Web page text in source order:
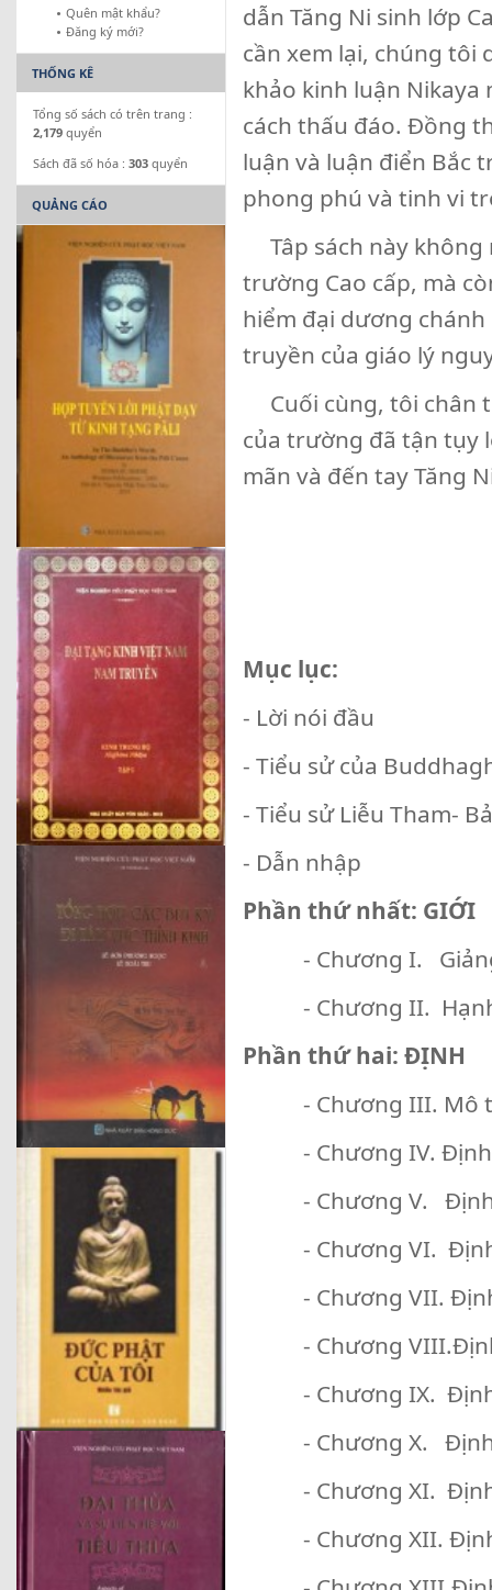
dẫn Tăng Ni sinh lớp
cần xem lại, chúng tôi
khảo kinh luận
cách thấu đáo. Đồng
luận và luận điển Bắc
phong phú và tinh vi
Tâp sách này không
trường Cao cấp, mà
hiểm đại dương
truyền của giáo lý
Cuối cùng, tôi chân
của trường đã tận tụy
mãn và đến tay Tăng
Mục lục:
- Lời nói đầu
- Tiểu sử của
- Tiểu sử Liễu Tham-
- Dẫn nhập
Phần thứ nhất: GIỚI
- Chương I. Giảng
- Chương II.
Phần thứ hai: ĐỊNH
- Chương III. Mô tả
- Chương IV. Định
- Chương V. Định –
- Chương VI. Định
- Chương VII. Định
- Chương VIII.Định
- Chương IX. Định
- Chương X. Định
- Chương XI. Định
- Chương XII. Định
Quên mật khẩu?
Đăng ký mới?
THỐNG KÊ
Tổng số sách có trên trang :
2,179 quyển
Sách đã số hóa : 303 quyển
QUẢNG CÁO